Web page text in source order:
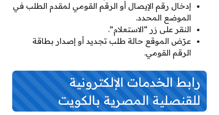
إدخال رقم الإيصال أو الرقم القومي لمقدم الطلب في
الموضع المحدد.
النقر على زر “الاستعلام”.
عرّض الموقع حالة طلب تجديد أو إصدار بطاقة
الرقم القومي.
رابط الخدمات الإلكترونية
للقنصلية المصرية بالكويت